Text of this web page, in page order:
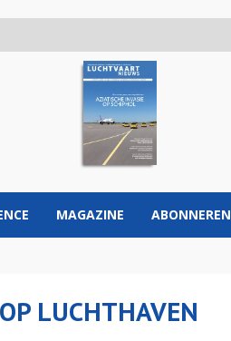
MAGAZINE ABONNEREN
LUCHTHAVEN